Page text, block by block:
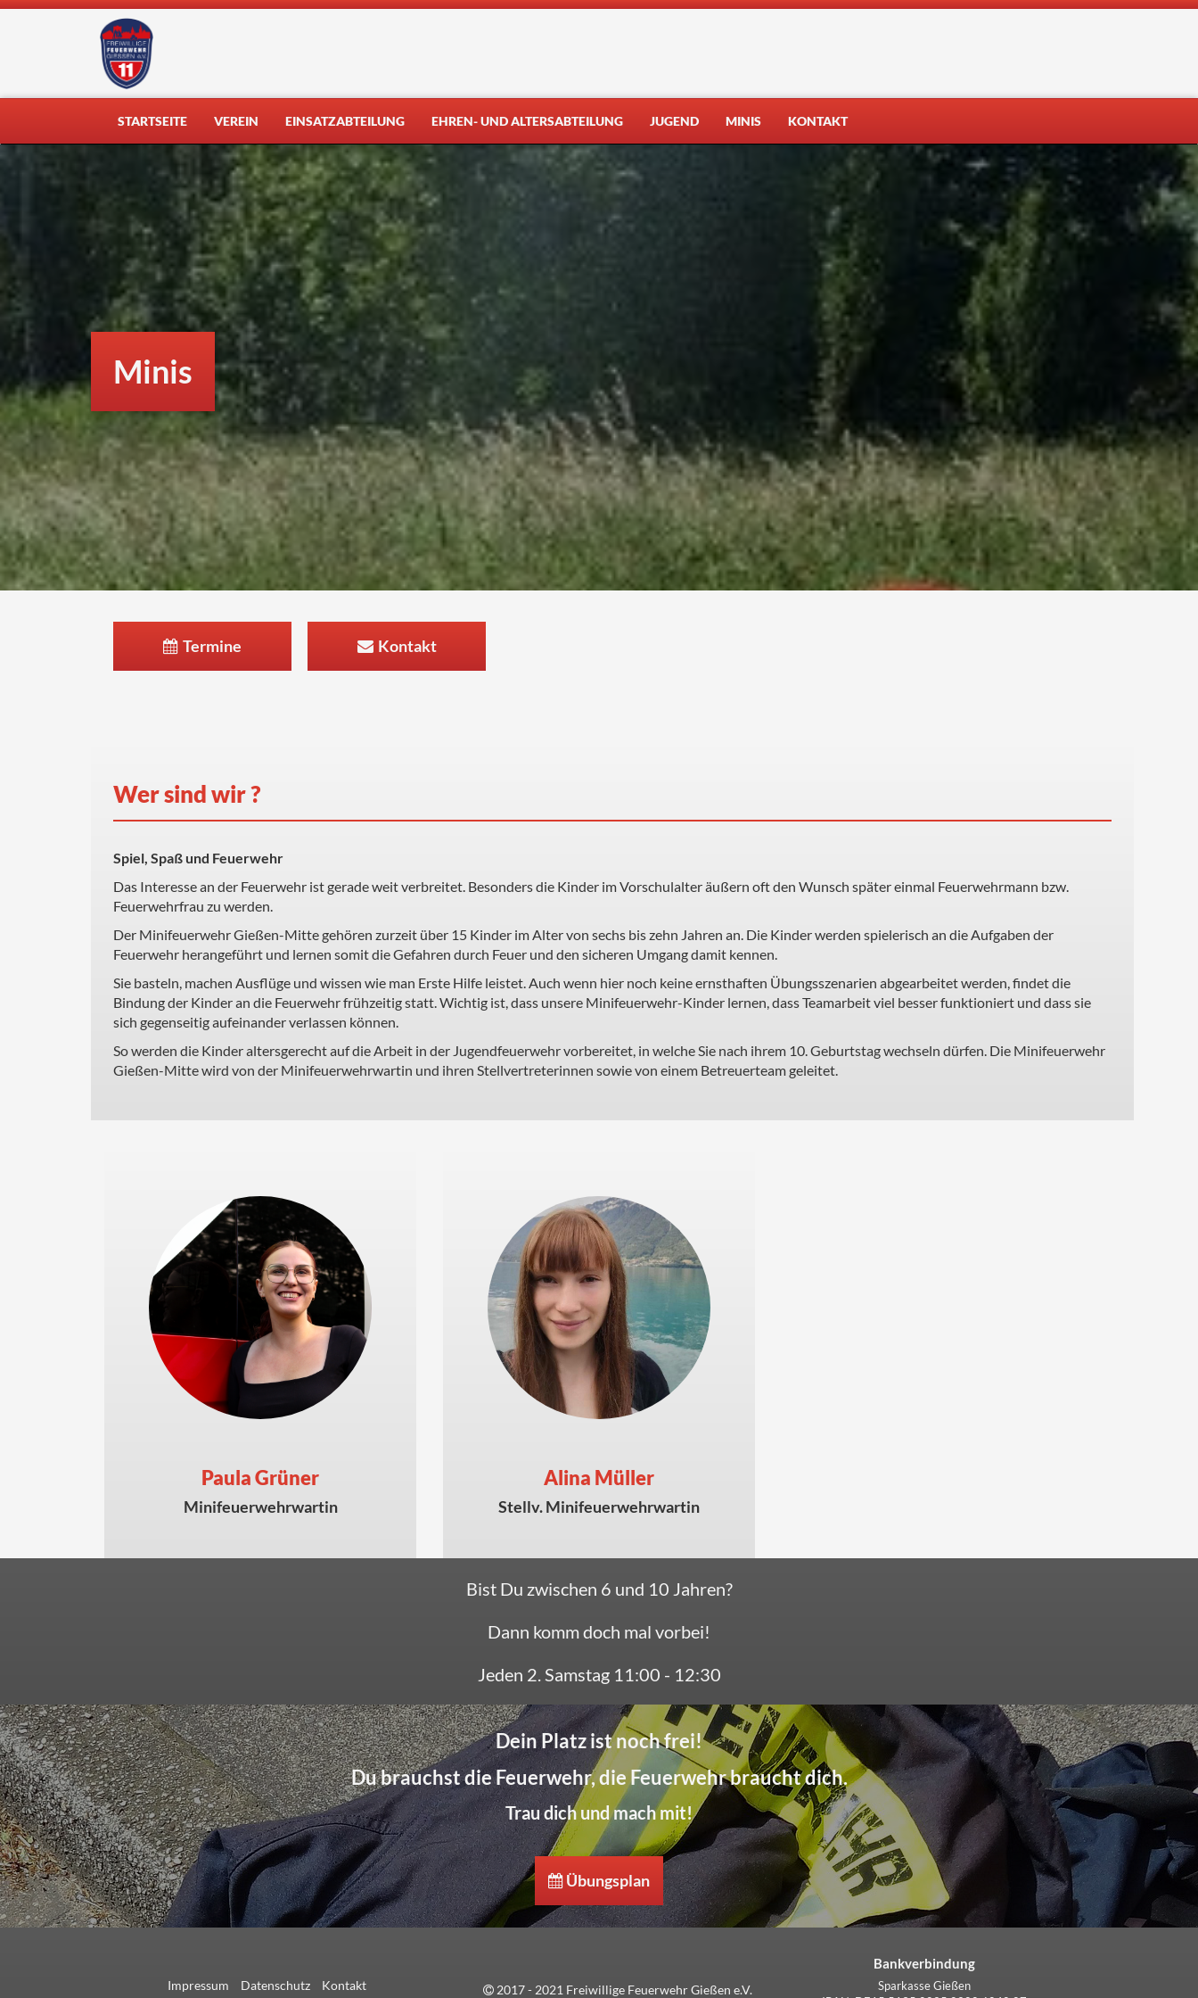
Skip
STARTSEITE VEREIN EINSATZABTEILUNG EHREN- UND ALTERSABTEILUNG JUGEND MINIS KONTAKT
Minis
Termine Kontakt
Wer sind wir ?
Spiel, Spaß und Feuerwehr
Das Interesse an der Feuerwehr ist gerade weit verbreitet. Besonders die Kinder im Vorschulalter äußern oft den Wunsch später einmal Feuerwehrmann bzw.
Feuerwehrfrau zu werden.
Der Minifeuerwehr Gießen-Mitte gehören zurzeit über 15 Kinder im Alter von sechs bis zehn Jahren an. Die Kinder werden spielerisch an die Aufgaben der
Feuerwehr herangeführt und lernen somit die Gefahren durch Feuer und den sicheren Umgang damit kennen.
Sie basteln, machen Ausflüge und wissen wie man Erste Hilfe leistet. Auch wenn hier noch keine ernsthaften Übungsszenarien abgearbeitet werden, findet die
Bindung der Kinder an die Feuerwehr frühzeitig statt. Wichtig ist, dass unsere Minifeuerwehr-Kinder lernen, dass Teamarbeit viel besser funktioniert und dass sie
sich gegenseitig aufeinander verlassen können.
So werden die Kinder altersgerecht auf die Arbeit in der Jugendfeuerwehr vorbereitet, in welche Sie nach ihrem 10. Geburtstag wechseln dürfen. Die Minifeuerwehr
Gießen-Mitte wird von der Minifeuerwehrwartin und ihren Stellvertreterinnen sowie von einem Betreuerteam geleitet.
Paula Grüner
Minifeuerwehrwartin
Alina Müller
Stellv. Minifeuerwehrwartin
Bist Du zwischen 6 und 10 Jahren?
Dann komm doch mal vorbei!
Jeden 2. Samstag 11:00 - 12:30
Dein Platz ist noch frei!
Du brauchst die Feuerwehr, die Feuerwehr braucht dich.
Trau dich und mach mit!
Übungsplan
Impressum Datenschutz Kontakt 2017 - 2021 Freiwillige Feuerwehr Gießen e.V.
Bankverbindung
Sparkasse Gießen